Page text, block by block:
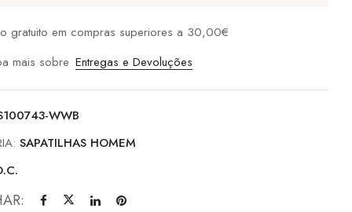
gratuito em compras superiores a 30,00€
mais sobre Entregas e Devoluções
WWB
SAPATILHAS HOMEM